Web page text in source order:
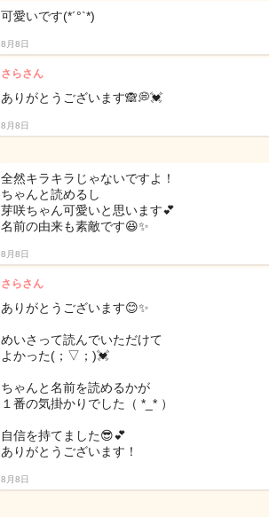
可愛いです(*´°`*)
8月8日
さらさん
ありがとうございます🙈💭💓
8月8日
全然キラキラじゃないですよ！
ちゃんと読めるし
芽咲ちゃん可愛いと思います💕
名前の由来も素敵です😆✨
8月8日
さらさん
ありがとうございます😊✨
めいさって読んでいただけて
よかった(；▽；)💓
ちゃんと名前を読めるかが
１番の気掛かりでした（ *_* ）
自信を持てました😎💕
ありがとうございます！
8月8日